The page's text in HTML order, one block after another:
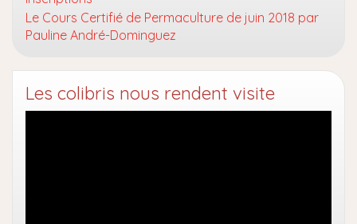
Le Cours Certifié de Permaculture de juin 2018 par
Pauline André-Dominguez
Les colibris nous rendent visite